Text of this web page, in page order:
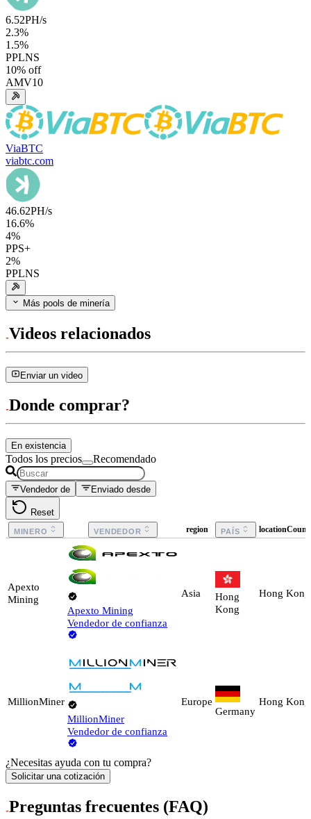
6.52PH/s
2.3%
1.5%
PPLNS
10% off
AMV10
ViaBTC
viabtc.com
46.62PH/s
16.6%
4%
PPS+
2%
PPLNS
Más pools de minería
Videos relacionados
Enviar un video
Donde comprar?
En existencia
Todos los precios Recomendado
Vendedor de Enviado desde
Reset
MINERO VENDEDOR region PAÍS
Apexto
Mining
Apexto Mining
Vendedor de confianza
Asia
Hong
Kong
Hong Kong
MillionMiner
MillionMiner
Vendedor de confianza
Europe
Germany
Hong Kong
¿Necesitas ayuda con tu compra?
Solicitar una cotización
Preguntas frecuentes (FAQ)